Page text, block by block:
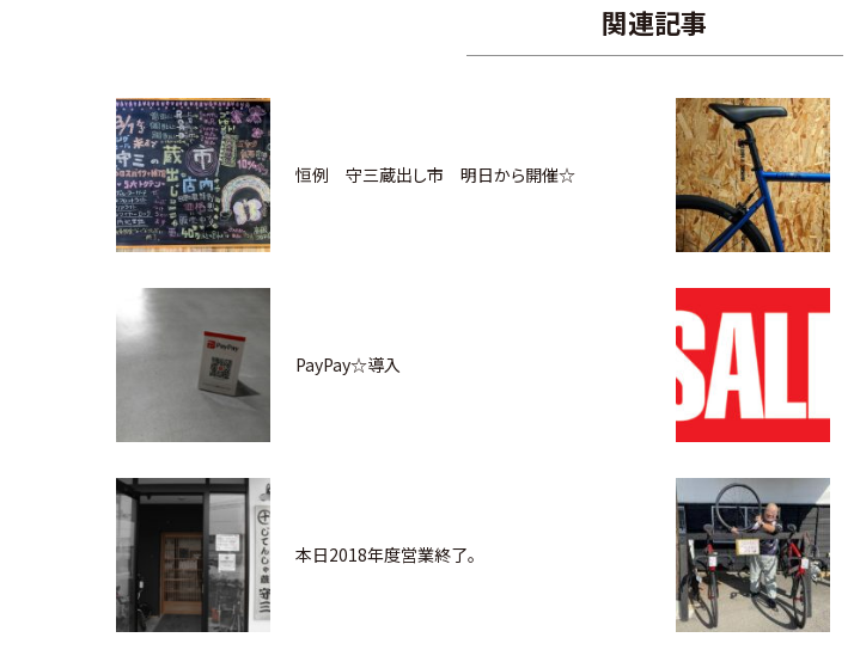
関連記事
恒例 守三蔵出し市 明日から開催☆
PayPay☆導入
本日2018年度営業終了。